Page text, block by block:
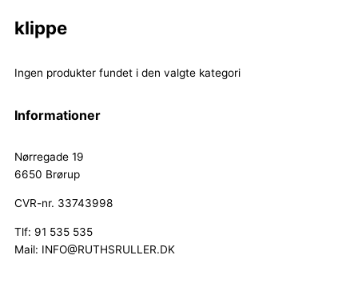
klippe
Ingen produkter fundet i den valgte kategori
Informationer
Nørregade 19
6650 Brørup
CVR-nr. 33743998
Tlf: 91 535 535
Mail: INFO@RUTHSRULLER.DK